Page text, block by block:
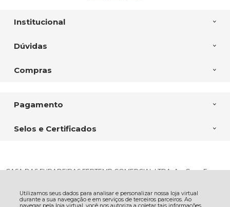
Utilizamos seus dados para analisar e personalizar nossa loja virtual
durante a sua navegação e em serviços de terceiros parceiros. Ao
Institucional
Dúvidas
Compras
Pagamento
Selos e Certificados
CASA DAS FURADEIRAS FERTEMP COMERCIAL LTDA, Av. Com. Franco
Furadeiras - 2026